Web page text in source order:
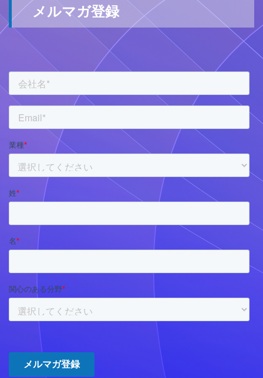
メルマガ登録